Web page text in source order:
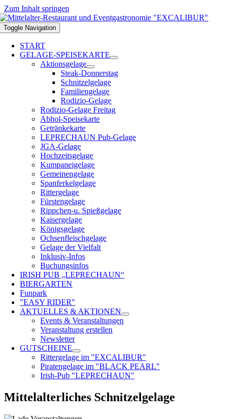
Zum Inhalt springen
Toggle Navigation
START
GELAGE-SPEISEKARTE
Aktionsgelage
Steak-Donnerstag
Schnitzelgelage
Familiengelage
Rodizio-Gelage
Rodizio-Gelage Freitag
Abhol-Speisekarte
Getränkekarte
LEPRECHAUN Pub-Gelage
JGA-Gelage
Hochzeitsgelage
Kumpaneigelage
Gemeinengelage
Spanferkelgelage
Rittergelage
Fürstengelage
Rippchen-u. Spießgelage
Kaisergelage
Königsgelage
Ochsenfleischgelage
Gelage der Vielfalt
Inklusiv-Infos
Buchungsinfos
IRISH PUB „LEPRECHAUN“
BIERGARTEN
Funpark
"EASY RIDER"
AKTUELLES & AKTIONEN
Events & Veranstaltungen
Veranstaltung erstellen
Newsletter
GUTSCHEINE
Rittergelage im "EXCALIBUR"
Piratengelage im "BLACK PEARL"
Irish-Pub "LEPRECHAUN"
Mittelalterliches Schnitzelgelage